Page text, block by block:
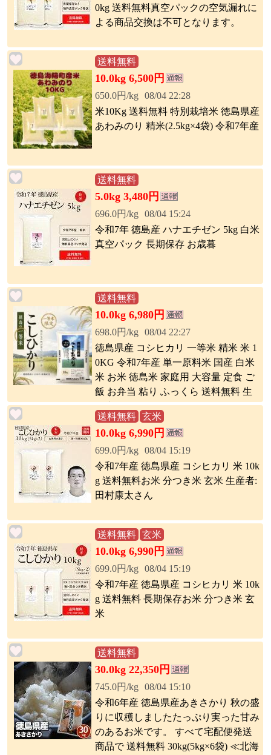
0kg 送料無料真空パックの空気漏れに
よる商品交換は不可となります。
送料無料
10.0kg 6,500円
650.0円/kg 08/04 22:28
米10Kg 送料無料 特別栽培米 徳島県産
あわみのり 精米(2.5kg×4袋) 令和7年産
送料無料
5.0kg 3,480円
696.0円/kg 08/04 15:24
令和7年 徳島産 ハナエチゼン 5kg 白米
真空パック 長期保存 お歳暮
送料無料
10.0kg 6,980円
698.0円/kg 08/04 22:27
徳島県産 コシヒカリ 一等米 精米 米 1
0KG 令和7年産 単一原料米 国産 白米
米 お米 徳島米 家庭用 大容量 定食 ご
飯 お弁当 粘り ふっくら 送料無料 生
活応援
送料無料 玄米
10.0kg 6,990円
699.0円/kg 08/04 15:19
令和7年産 徳島県産 コシヒカリ 米 10k
g 送料無料お米 分つき米 玄米 生産者:
田村康太さん
送料無料 玄米
10.0kg 6,990円
699.0円/kg 08/04 15:19
令和7年産 徳島県産 コシヒカリ 米 10k
g 送料無料 長期保存お米 分つき米 玄
米
送料無料
30.0kg 22,350円
745.0円/kg 08/04 15:10
令和6年産 徳島県産あきさかり 秋の盛
りに収穫しましたたっぷり実った甘み
のあるお米です。 すべて宅配便発送
商品で 送料無料 30kg(5kg×6袋) ≪北海